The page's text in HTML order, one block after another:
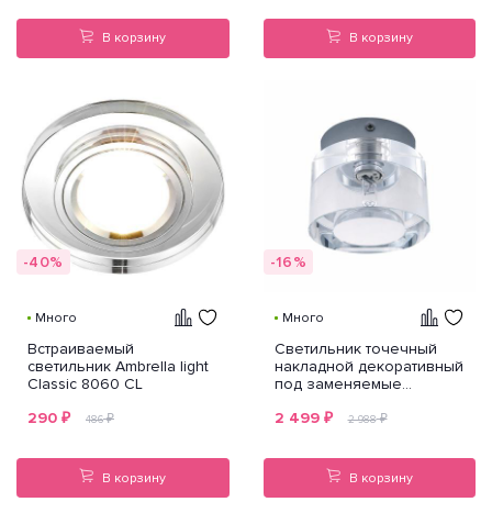
В корзину В корзину
-40%
Много
Встраиваемый
светильник Ambrella light
Classic 8060 CL
290 ₽ 486₽
В корзину
-16%
Много
Светильник точечный
накладной декоративный
под заменяемые
лампы Tubo Lightstar
2 499₽ 2 988₽
В корзину